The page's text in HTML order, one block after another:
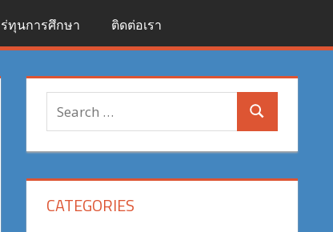
ทุนการศึกษา ติดต่อเรา
Search
for:
Search
CATEGORIES